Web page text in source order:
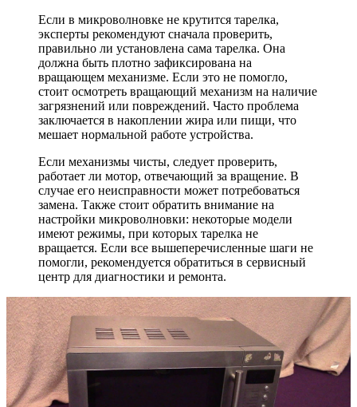
Если в микроволновке не крутится тарелка,
эксперты рекомендуют сначала проверить,
правильно ли установлена сама тарелка. Она
должна быть плотно зафиксирована на
вращающем механизме. Если это не помогло,
стоит осмотреть вращающий механизм на наличие
загрязнений или повреждений. Часто проблема
заключается в накоплении жира или пищи, что
мешает нормальной работе устройства.
Если механизмы чисты, следует проверить,
работает ли мотор, отвечающий за вращение. В
случае его неисправности может потребоваться
замена. Также стоит обратить внимание на
настройки микроволновки: некоторые модели
имеют режимы, при которых тарелка не
вращается. Если все вышеперечисленные шаги не
помогли, рекомендуется обратиться в сервисный
центр для диагностики и ремонта.